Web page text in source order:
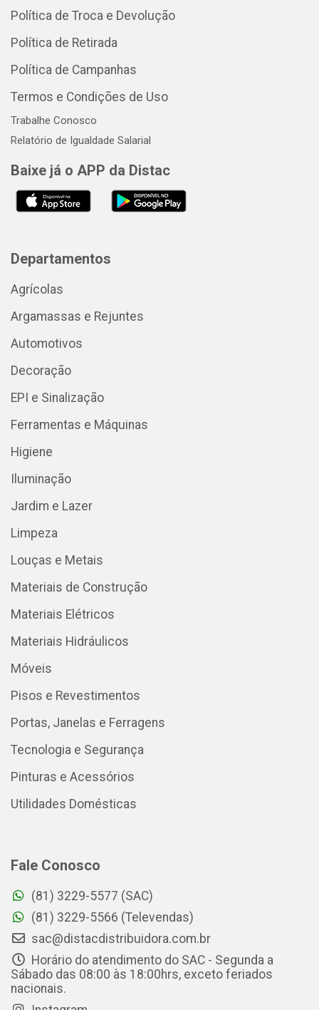
Política de Troca e Devolução
Política de Retirada
Política de Campanhas
Termos e Condições de Uso
Trabalhe Conosco
Relatório de Igualdade Salarial
Baixe já o APP da Distac
Departamentos
Agrícolas
Argamassas e Rejuntes
Automotivos
Decoração
EPI e Sinalização
Ferramentas e Máquinas
Higiene
Iluminação
Jardim e Lazer
Limpeza
Louças e Metais
Materiais de Construção
Materiais Elétricos
Materiais Hidráulicos
Móveis
Pisos e Revestimentos
Portas, Janelas e Ferragens
Tecnologia e Segurança
Pinturas e Acessórios
Utilidades Domésticas
Fale Conosco
(81) 3229-5577 (SAC)
(81) 3229-5566 (Televendas)
sac@distacdistribuidora.com.br
Horário do atendimento do SAC - Segunda a
Sábado das 08:00 às 18:00hrs, exceto feriados
nacionais.